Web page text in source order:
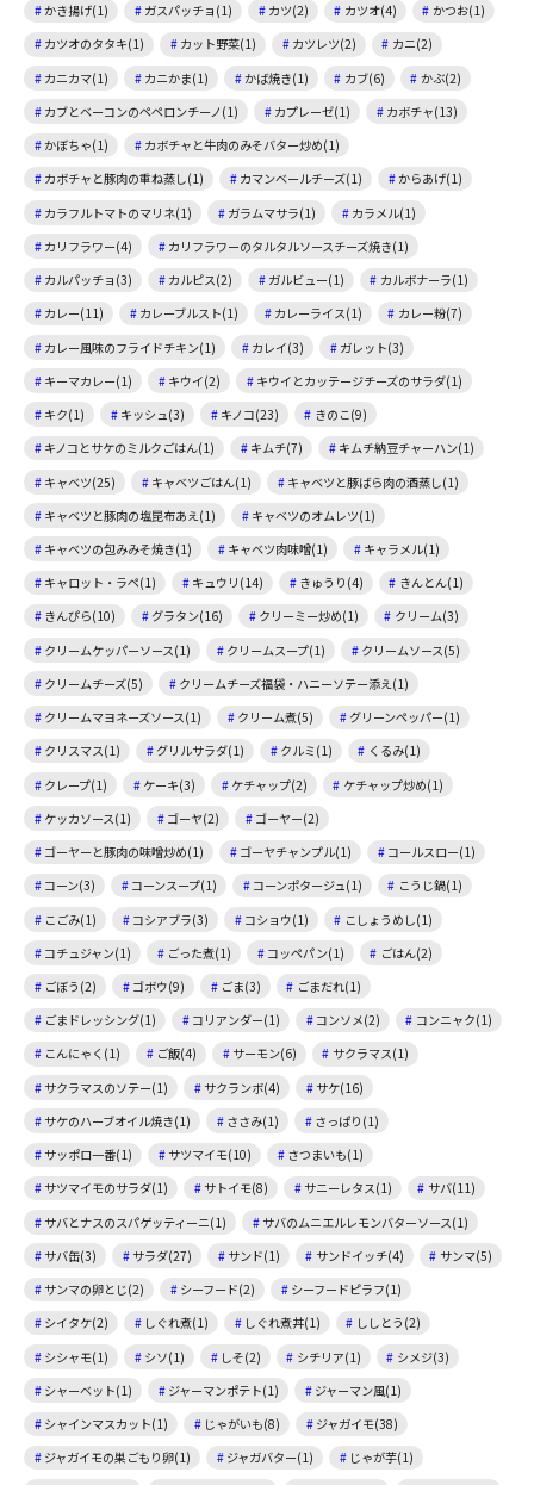
かき揚げ(1)
ガスパッチョ(1) カツ(2) カツオ(4)
かつお(1)
カツオのタタキ(1)
カット野菜(1) カツレツ(2)
カニ(2)
カニカマ(1)
カニかま(1) かば焼き(1) カブ(6)
かぶ(2)
カブとベーコンのペペロンチーノ(1)
カプレーゼ(1)
カボチャ(13)
かぼちゃ(1)
カボチャと牛肉のみそバター炒め(1)
カボチャと豚肉の重ね蒸し(1)
カマンベールチーズ(1)
からあげ(1)
カラフルトマトのマリネ(1)
ガラムマサラ(1)
カラメル(1)
カリフラワー(4)
カリフラワーのタルタルソースチーズ焼き(1)
カルパッチョ(3)
カルピス(2) ガルビュー(1)
カルボナーラ(1)
カレー(11)
カレーブルスト(1) カレーライス(1)
カレー粉(7)
カレー風味のフライドチキン(1)
カレイ(3)
ガレット(3)
キーマカレー(1)
キウイ(2)
キウイとカッテージチーズのサラダ(1)
キク(1)
キッシュ(3) キノコ(23)
きのこ(9)
キノコとサケのミルクごはん(1)
キムチ(7)
キムチ納豆チャーハン(1)
キャベツ(25)
キャベツごはん(1)
キャベツと豚ばら肉の酒蒸し(1)
キャベツと豚肉の塩昆布あえ(1)
キャベツのオムレツ(1)
キャベツの包みみそ焼き(1)
キャベツ肉味噌(1)
キャラメル(1)
キャロット・ラペ(1)
キュウリ(14) きゅうり(4)
きんとん(1)
きんぴら(10)
グラタン(16) クリーミー炒め(1)
クリーム(3)
クリームケッパーソース(1)
クリームスープ(1)
クリームソース(5)
クリームチーズ(5)
クリームチーズ福袋・ハニーソテー添え(1)
クリームマヨネーズソース(1)
クリーム煮(5)
グリーンペッパー(1)
クリスマス(1)
グリルサラダ(1) クルミ(1)
くるみ(1)
クレープ(1)
ケーキ(3) ケチャップ(2)
ケチャップ炒め(1)
ケッカソース(1)
ゴーヤ(2)
ゴーヤー(2)
ゴーヤーと豚肉の味噌炒め(1)
ゴーヤチャンプル(1)
コールスロー(1)
コーン(3)
コーンスープ(1) コーンポタージュ(1)
こうじ鍋(1)
こごみ(1)
コシアブラ(3) コショウ(1)
こしょうめし(1)
コチュジャン(1)
ごった煮(1) コッペパン(1)
ごはん(2)
ごぼう(2)
ゴボウ(9) ごま(3)
ごまだれ(1)
ごまドレッシング(1)
コリアンダー(1) コンソメ(2)
コンニャク(1)
こんにゃく(1)
ご飯(4) サーモン(6)
サクラマス(1)
サクラマスのソテー(1)
サクランボ(4)
サケ(16)
サケのハーブオイル焼き(1)
ささみ(1)
さっぱり(1)
サッポロ一番(1)
サツマイモ(10)
さつまいも(1)
サツマイモのサラダ(1)
サトイモ(8) サニーレタス(1)
サバ(11)
サバとナスのスパゲッティーニ(1)
サバのムニエルレモンバターソース(1)
サバ缶(3)
サラダ(27) サンド(1) サンドイッチ(4)
サンマ(5)
サンマの卵とじ(2)
シーフード(2)
シーフードピラフ(1)
シイタケ(2)
しぐれ煮(1) しぐれ煮丼(1)
ししとう(2)
シシャモ(1)
シソ(1) しそ(2) シチリア(1)
シメジ(3)
シャーベット(1)
ジャーマンポテト(1)
ジャーマン風(1)
シャインマスカット(1)
じゃがいも(8)
ジャガイモ(38)
ジャガイモの巣ごもり卵(1)
ジャガバター(1)
じゃが芋(1)